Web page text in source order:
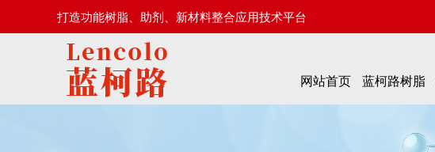
打造功能树脂、助剂、新材料整合应用技术平台
网站首页 蓝柯路树脂